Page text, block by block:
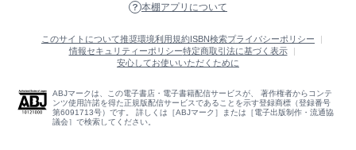
本棚アプリについて
このサイトについて推奨環境利用規約ISBN検索プライバシーポリシー
情報セキュリティーポリシー特定商取引法に基づく表示
安心してお使いいただくために
ABJマークは、この電子書店・電子書籍配信サービスが、 著作権者からコンテ
ンツ使用許諾を得た正規版配信サービスであることを示す登録商標（登録番号
第6091713号）です。 詳しくは［ABJマーク］または［電子出版制作・流通協
議会］で検索してください。